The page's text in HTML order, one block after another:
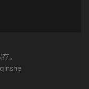
。